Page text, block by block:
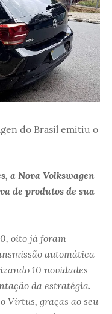
do Brasil emitiu o
a Nova Volkswagen
de produtos de sua
oito já foram
automática
10 novidades
da estratégia.
Virtus, graças ao seu